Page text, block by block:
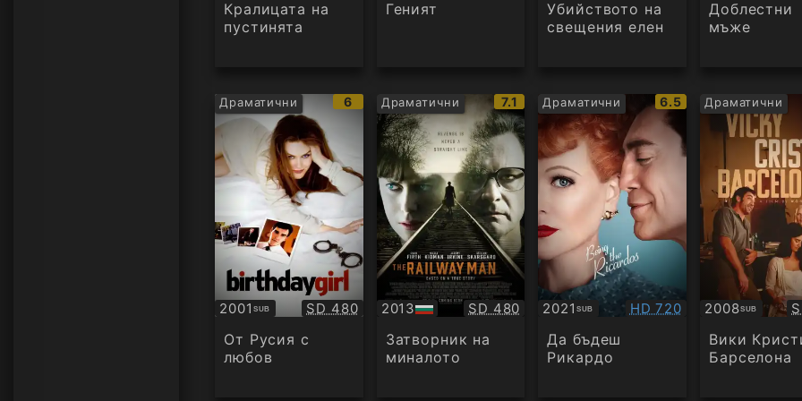
Кралицата на
пустинята
Геният
Убийството на
свещения елен
Доблестни
мъже
Драматични
IMDb
рейтинг:
6
2001 SUB
Субтитри Качество:
SD 480
От Русия с
любов
Драматични
IMDb
рейтинг:
7.1
2013
БГ
аудио
Качество:
SD 480
Затворник на
миналото
Драматични
IMDb
рейтинг:
6.5
2021 SUB
Субтитри Качество:
HD 720
Да бъдеш
Рикардо
Драматични
2008SUB
Субтитри
Вики
Барселона